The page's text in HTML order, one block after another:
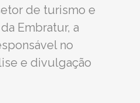
de turismo e
Embratur, a
no
e divulgação